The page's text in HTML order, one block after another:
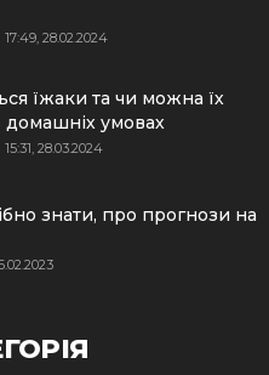
17:49, 28.02.2024
їжаки та чи можна їх
домашніх умовах
15:31, 28.03.2024
знати, про прогнози на